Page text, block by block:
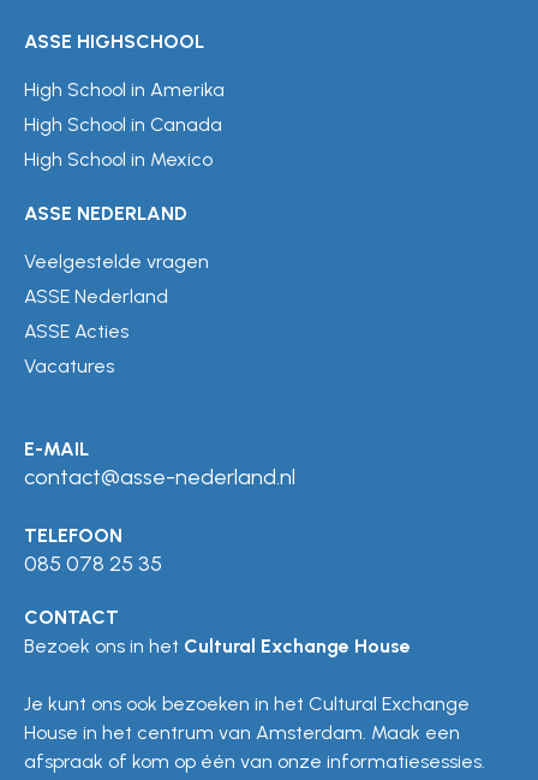
ASSE HIGHSCHOOL
High School in Amerika
High School in Canada
High School in Mexico
ASSE NEDERLAND
Veelgestelde vragen
ASSE Nederland
ASSE Acties
Vacatures
E-MAIL
contact@asse-nederland.nl
TELEFOON
085 078 25 35
CONTACT
Bezoek ons in het Cultural Exchange House
Je kunt ons ook bezoeken in het Cultural Exchange
House in het centrum van Amsterdam. Maak een
afspraak of kom op één van onze informatiesessies.